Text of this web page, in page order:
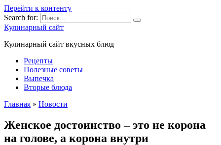
Перейти к контенту
Search for:
Кулинарный сайт
Кулинарный сайт вкусных блюд
Рецепты
Полезные советы
Выпечка
Вторые блюда
Главная » Новости
Женское достоинство – это не корона
на голове, а корона внутри